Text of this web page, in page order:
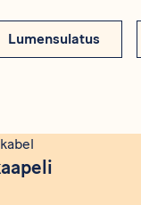
Lumensulatus